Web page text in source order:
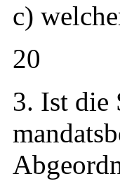
c)
20
3. Ist die